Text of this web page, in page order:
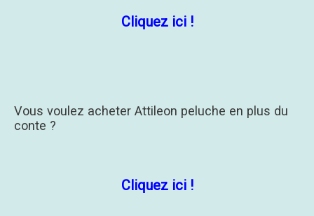
Cliquez ici !
Vous voulez acheter Attileon peluche en plus du
conte ?
Cliquez ici !